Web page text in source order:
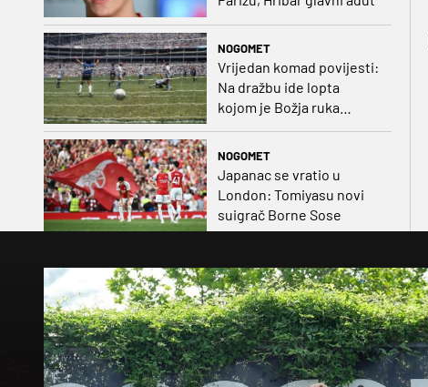
NOGOMET
Vrijedan komad povijesti:
Na dražbu ide lopta
kojom je Božja ruka
postigla gol
NOGOMET
Japanac se vratio u
London: Tomiyasu novi
suigrač Borne Sose